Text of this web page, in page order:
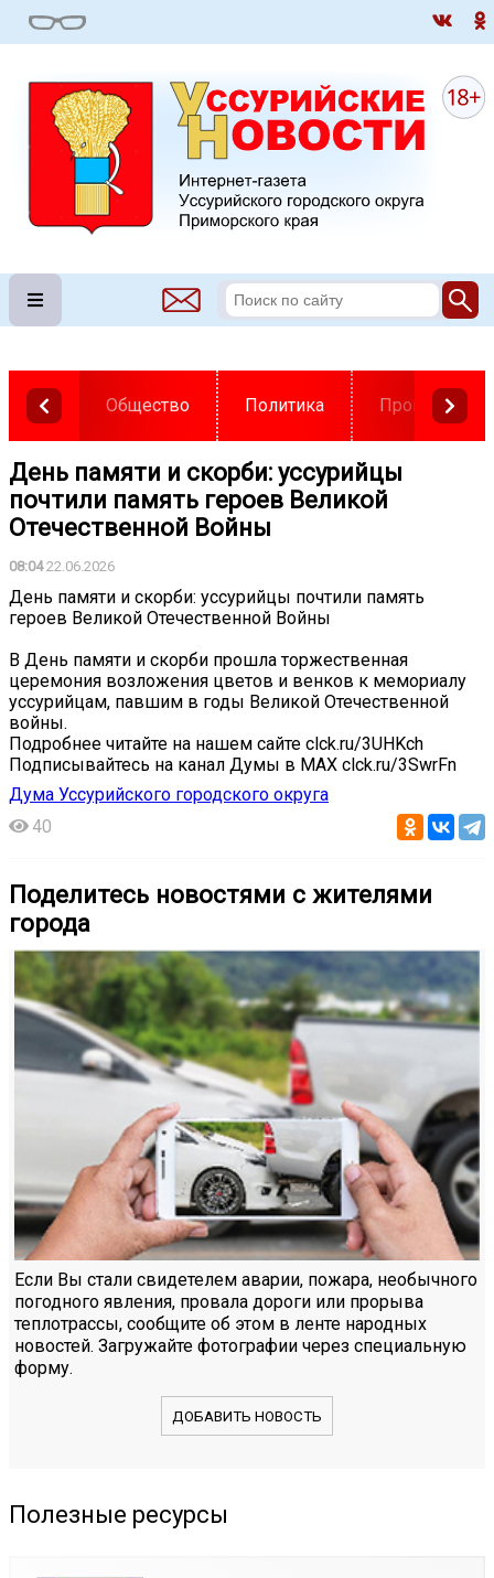
Общество Политика
День памяти и скорби: уссурийцы
почтили память героев Великой
Отечественной Войны
08:0422.06.2026
День памяти и скорби: уссурийцы почтили память
героев Великой Отечественной Войны
В День памяти и скорби прошла торжественная
церемония возложения цветов и венков к мемориалу
уссурийцам, павшим в годы Великой Отечественной
войны.
Подробнее читайте на нашем сайте clck.ru/3UHKch
Подписывайтесь на канал Думы в МАХ clck.ru/3SwrFn
Дума Уссурийского городского округа
40
Поделитесь новостями с жителями
города
Если Вы стали свидетелем аварии, пожара, необычного
погодного явления, провала дороги или прорыва
теплотрассы, сообщите об этом в ленте народных
новостей. Загружайте фотографии через специальную
форму.
ДОБАВИТЬ НОВОСТЬ
Полезные ресурсы